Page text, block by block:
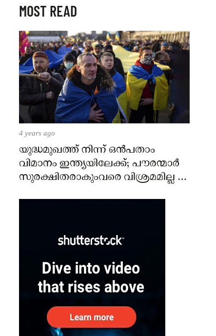
MOST READ
4 years ago
യുദ്ധമുഖത്ത് നിന്ന് ഒൻപതാം
വിമാനം ഇന്ത്യയിലേക്ക്; പൗരന്മാർ
സുരക്ഷിതരാകുംവരെ വിശ്രമമില്ല –